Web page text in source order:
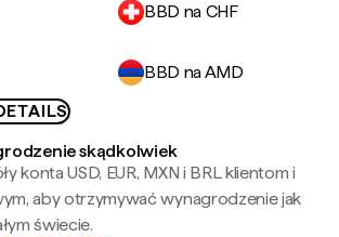
BBD na CHF
BBD na AMD
skądkolwiek
konta USD, EUR, MXN i BRL klientom i
aby otrzymywać wynagrodzenie jak
świecie.